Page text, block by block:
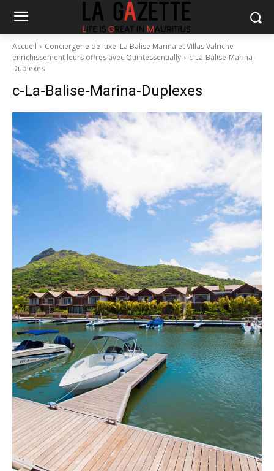
Accueil
Conciergerie de luxe: La Balise Marina et Villas Valriche
enrichissement leurs offres avec Quintessentially
c-La-Balise-Marina-
Duplexes
c-La-Balise-Marina-Duplexes